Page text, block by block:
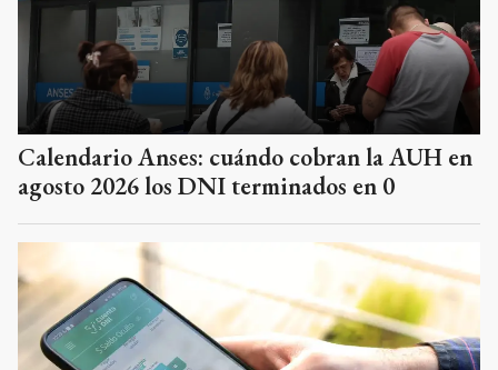
Calendario Anses: cuándo cobran la AUH en
agosto 2026 los DNI terminados en 0